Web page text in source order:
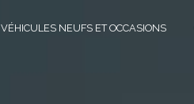
VÉHICULES NEUFS ET OCCASIONS